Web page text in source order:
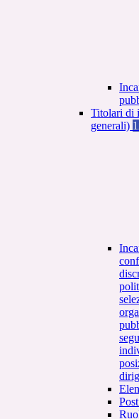
Titolari di
generali)